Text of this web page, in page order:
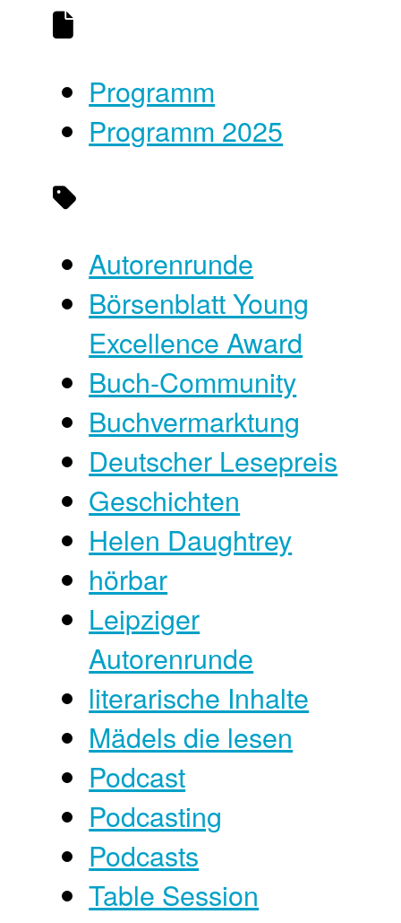
Programm
Programm 2025
Autorenrunde
Börsenblatt Young
Excellence Award
Buch-Community
Buchvermarktung
Deutscher Lesepreis
Geschichten
Helen Daughtrey
hörbar
Leipziger
Autorenrunde
literarische Inhalte
Mädels die lesen
Podcast
Podcasting
Podcasts
Table Session